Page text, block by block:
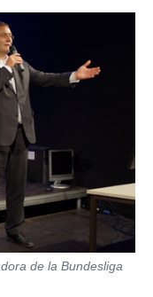
de la Bundesliga